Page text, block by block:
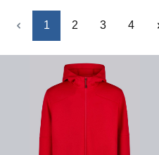
Seite
1 Seite
2 Seite
3 Seite
4